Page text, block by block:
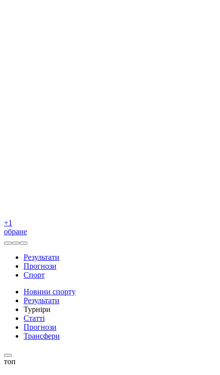
+1
обране
Результати
Прогнози
Спорт
Новини спорту
Результати
Турніри
Статті
Прогнози
Трансфери
топ